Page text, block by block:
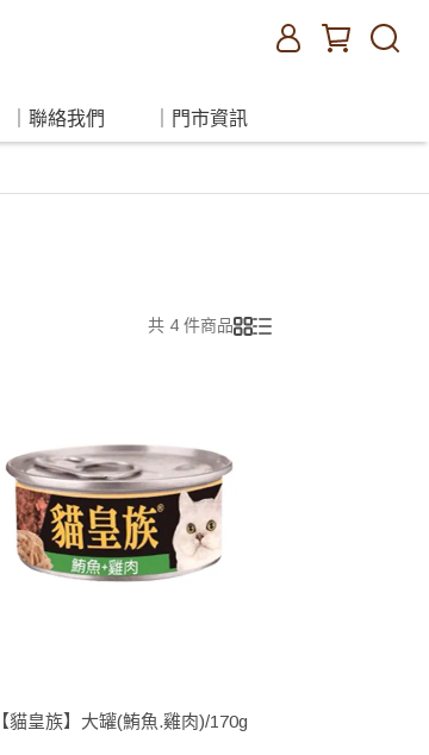
｜聯絡我們 ｜門市資訊
共 4 件商品
【貓皇族】大罐(鮪魚.雞肉)/170g